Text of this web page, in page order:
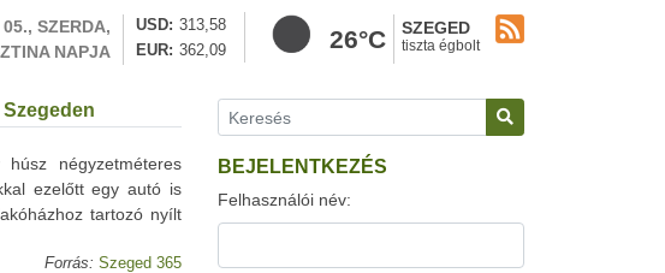
SZERDA,
NAPJA
USD
313,58
EUR
362,09 26°C SZEGED
tiszta égbolt
négyzetméteres
ezelőtt egy autó is
tartozó nyílt
Forrás: Szeged 365
BEJELENTKEZÉS
Felhasználói név: